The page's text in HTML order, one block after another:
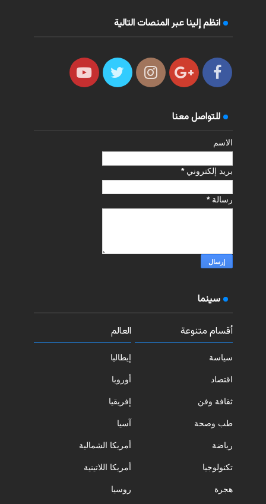
انظم إلينا عبر المنصات التالية
للتواصل معنا
الاسم
بريد إلكتروني*
رسالة*
سينما
أقسام متنوعة
سياسة
اقتصاد
ثقافة وفن
طب وصحة
رياضة
تكنولوجيا
هجرة
العالم
إيطاليا
أوروبا
إفريقيا
آسيا
أمريكا الشمالية
أمريكا اللاتينية
روسيا